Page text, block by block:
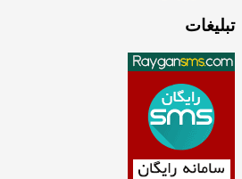
تبلیغات